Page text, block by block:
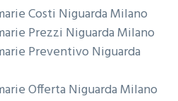
Costi Niguarda Milano
Prezzi Niguarda Milano
Preventivo Niguarda
Offerta Niguarda Milano